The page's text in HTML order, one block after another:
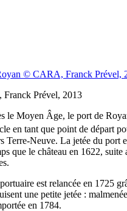
le Moyen Âge, le port de
en tant que point de départ
Terre‑Neuve. La jetée du port
que le château en 1622, suite
est relancée en 1725
une petite jetée :
en 1784.